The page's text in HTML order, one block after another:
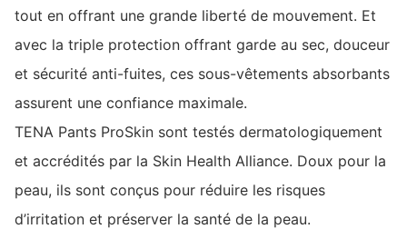
tout en offrant une grande liberté de mouvement. Et
avec la triple protection offrant garde au sec, douceur
et sécurité anti-fuites, ces sous-vêtements absorbants
assurent une confiance maximale.
TENA Pants ProSkin sont testés dermatologiquement
et accrédités par la Skin Health Alliance. Doux pour la
peau, ils sont conçus pour réduire les risques
d’irritation et préserver la santé de la peau.